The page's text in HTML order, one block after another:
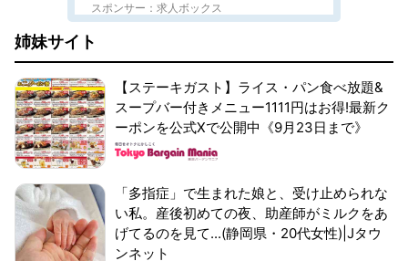
スポンサー：求人ボックス
姉妹サイト
【ステーキガスト】ライス・パン食べ放題&
スープバー付きメニュー1111円はお得!最新ク
ーポンを公式Xで公開中《9月23日まで》
「多指症」で生まれた娘と、受け止められな
い私。産後初めての夜、助産師がミルクをあ
げてるのを見て...(静岡県・20代女性)|Jタウ
ンネット